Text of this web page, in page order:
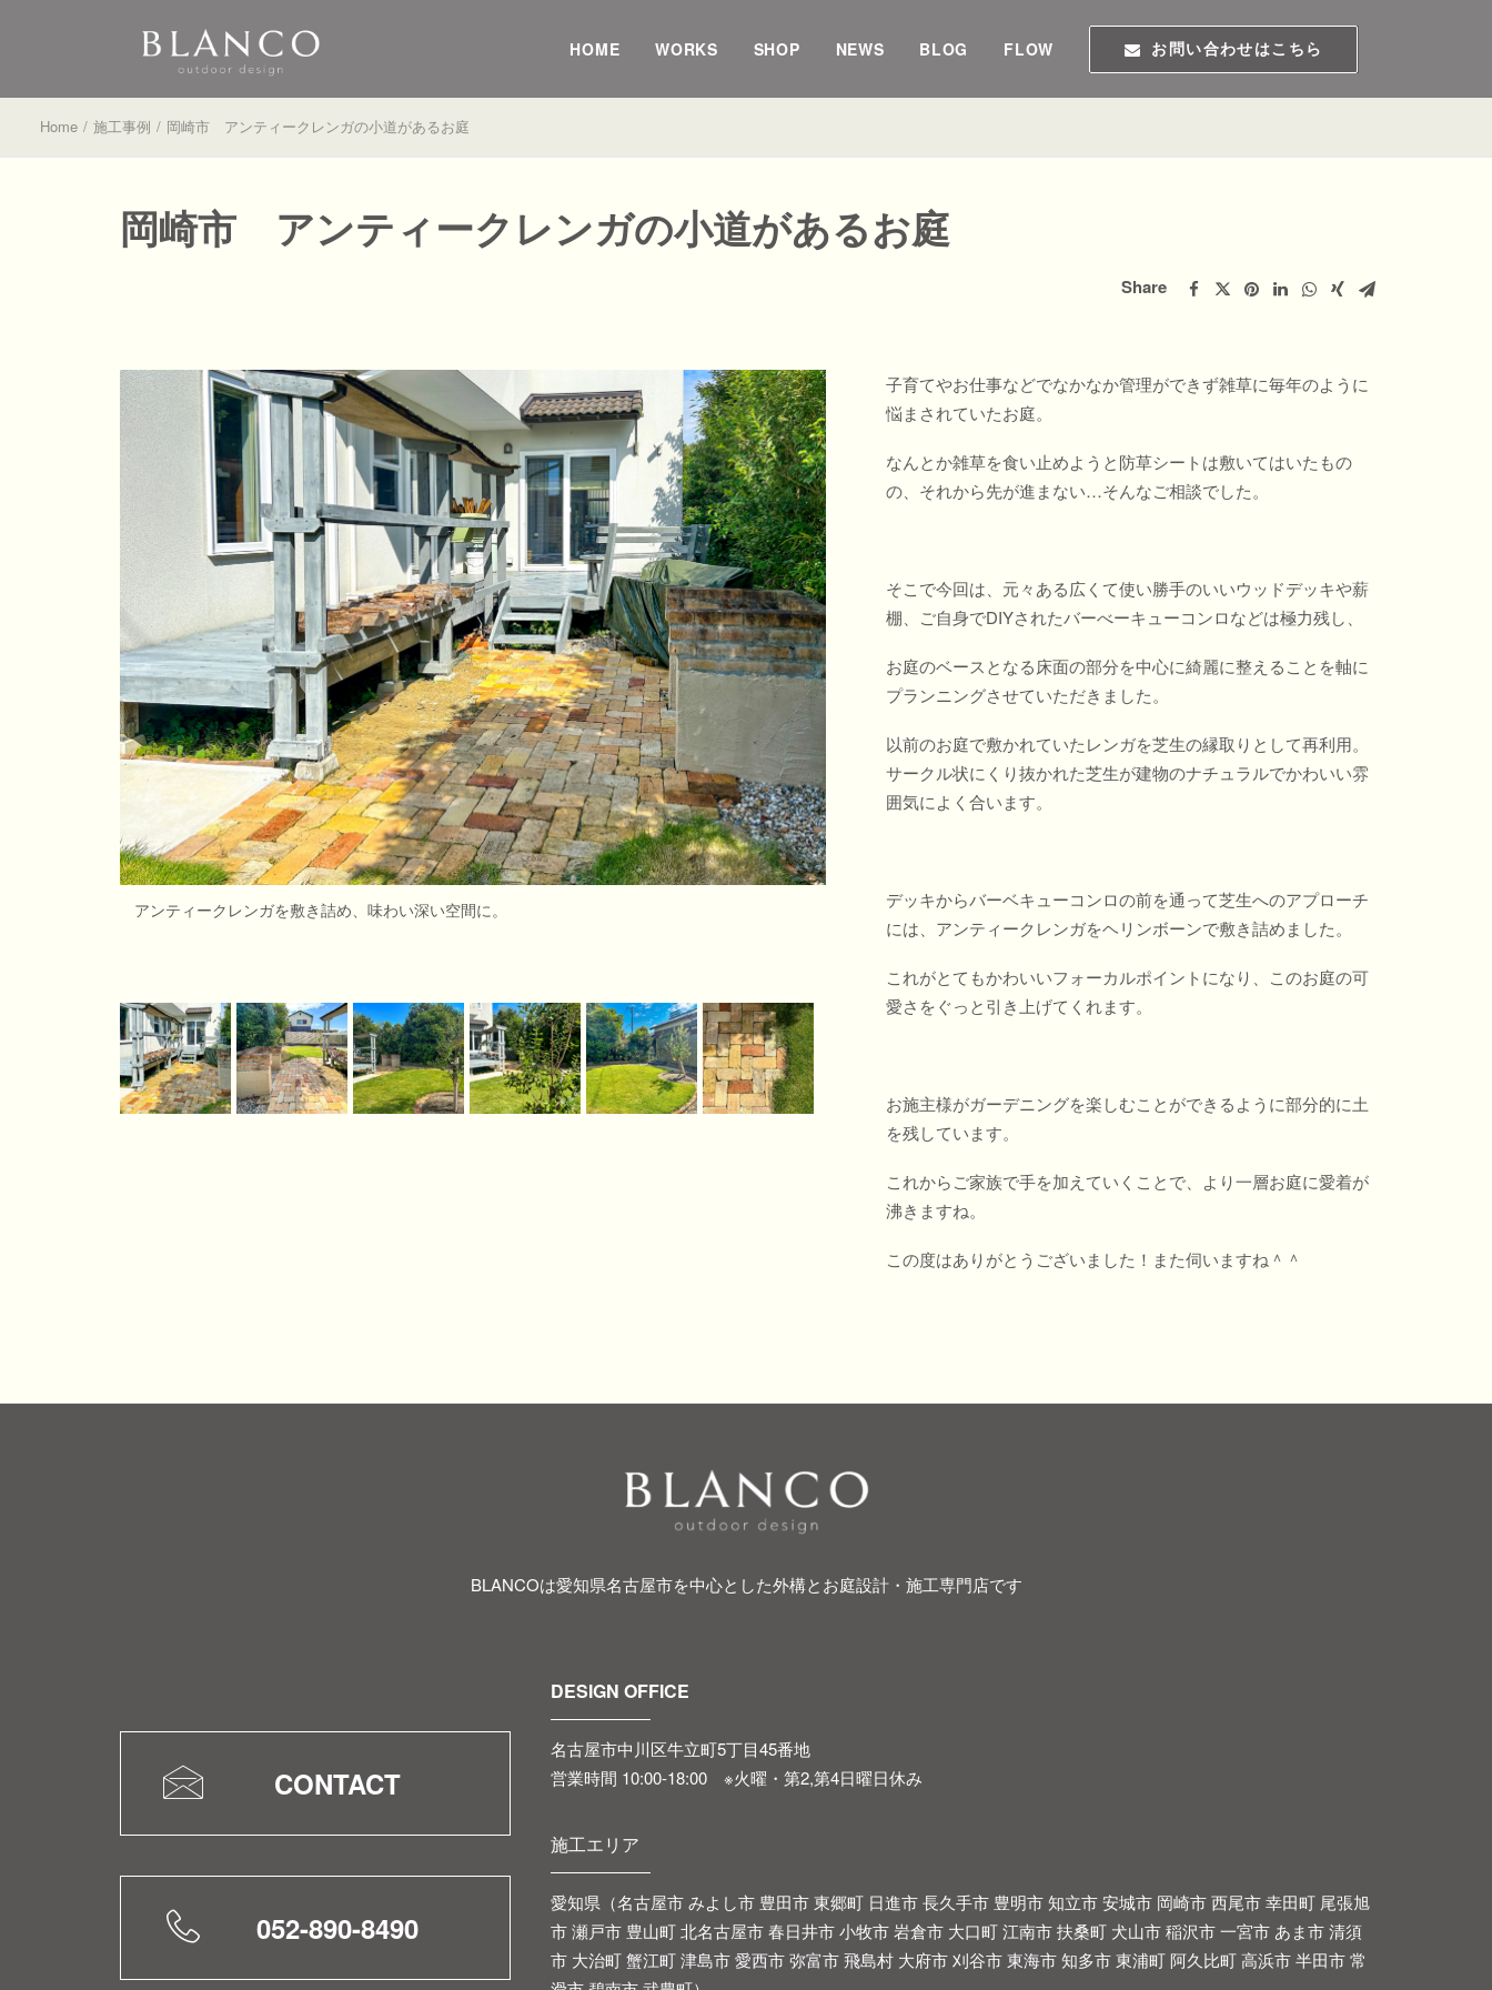
HOME WORKS SHOP NEWS BLOG FLOW お問い合わせはこちら
Home 施工事例 岡崎市 アンティークレンガの小道があるお庭
岡崎市 アンティークレンガの小道があるお庭
Share
アンティークレンガを敷き詰め、味わい深い空間に。
DIYで自作されたレンガのBBQコンロの周りをレンガで舗装しました。
子育てやお仕事などでなかなか管理ができず雑草に毎年のように
悩まされていたお庭。
なんとか雑草を食い止めようと防草シートは敷いてはいたもの
の、それから先が進まない…そんなご相談でした。
そこで今回は、元々ある広くて使い勝手のいいウッドデッキや薪
棚、ご自身でDIYされたバーべーキューコンロなどは極力残し、
お庭のベースとなる床面の部分を中心に綺麗に整えることを軸に
プランニングさせていただきました。
以前のお庭で敷かれていたレンガを芝生の縁取りとして再利用。
サークル状にくり抜かれた芝生が建物のナチュラルでかわいい雰
囲気によく合います。
デッキからバーベキューコンロの前を通って芝生へのアプローチ
には、アンティークレンガをヘリンボーンで敷き詰めました。
これがとてもかわいいフォーカルポイントになり、このお庭の可
愛さをぐっと引き上げてくれます。
お施主様がガーデニングを楽しむことができるように部分的に土
を残しています。
これからご家族で手を加えていくことで、より一層お庭に愛着が
沸きますね。
この度はありがとうございました！また伺いますね＾＾
BLANCOは愛知県名古屋市を中心とした外構とお庭設計・施工専門店です
CONTACT
052-890-8490
DESIGN OFFICE
名古屋市中川区牛立町5丁目45番地
営業時間 10:00-18:00 ※火曜・第2,第4日曜日休み
施工エリア
愛知県（名古屋市 みよし市 豊田市 東郷町 日進市 長久手市 豊明市 知立市 安城市 岡崎市 西尾市 幸田町 尾張旭
市 瀬戸市 豊山町 北名古屋市 春日井市 小牧市 岩倉市 大口町 江南市 扶桑町 犬山市 稲沢市 一宮市 あま市 清須
市 大治町 蟹江町 津島市 愛西市 弥富市 飛島村 大府市 刈谷市 東海市 知多市 東浦町 阿久比町 高浜市 半田市 常